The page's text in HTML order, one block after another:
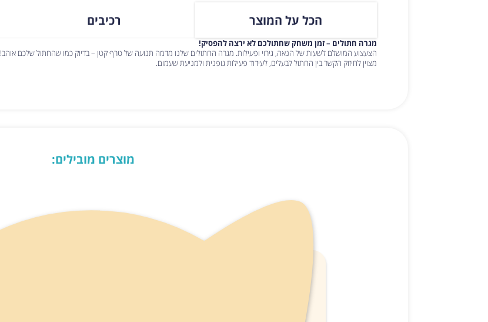
הכל על המוצר רכיבים
מגרה חתולים – זמן משחק שחתולכם לא ירצה להפסיק!
הצעצוע המושלם לשעות של הנאה, גירוי ופעילות. מגרה החתולים שלנו מדמה תנועה של טרף קטן – בדיוק כמו שהחתול שלכם אוהב!
מצוין לחיזוק הקשר בין החתול לבעלים, לעידוד פעילות גופנית ולמניעת שעמום.
מוצרים מובילים: